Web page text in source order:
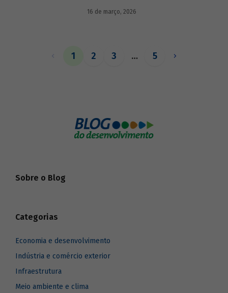
16 de março, 2026
1 2 3 … 5
Sobre o Blog
Categorias
Economia e desenvolvimento
Indústria e comércio exterior
Infraestrutura
Meio ambiente e clima